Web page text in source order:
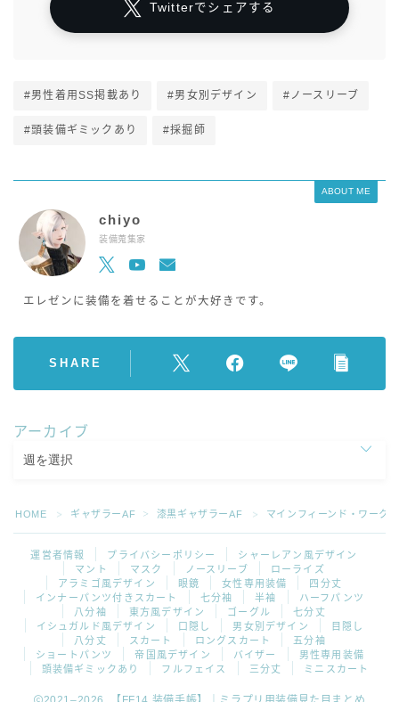
Twitterでシェアする
#男性着用SS掲載あり #男女別デザイン #ノースリーブ
#頭装備ギミックあり #採掘師
ABOUT ME
chiyo
装備蒐集家
エレゼンに装備を着せることが大好きです。
SHARE
アーカイブ
HOME ＞ ギャザラーAF ＞ 漆黒ギャザラーAF ＞ マインフィーンド・ワーク
運営者情報 プライバシーポリシー
シャーレアン風デザイン
マント
マスク ノースリーブ
ローライズ
アラミゴ風デザイン
眼鏡 女性専用装備
四分丈
インナーパンツ付きスカート
七分袖 半袖
ハーフパンツ
八分袖
東方風デザイン ゴーグル
七分丈
イシュガルド風デザイン
口隠し 男女別デザイン
目隠し
八分丈
スカート ロングスカート
五分袖
ショートパンツ
帝国風デザイン バイザー
男性専用装備
頭装備ギミックあり
フルフェイス 三分丈 ミニスカート